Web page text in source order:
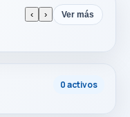
‹ › Ver más
0 activos